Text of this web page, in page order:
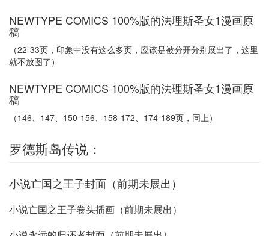
NEWTYPE COMICS 100%版的法理斯圣女1漫画原
稿
（22-33页，印象中没有这么多页，应该是被分开分别展出了，这里
就不放图了）
NEWTYPE COMICS 100%版的法理斯圣女1漫画原
稿
（146、147、150-156、158-172、174-189页，同上）
罗德斯岛传说：
小说亡国之王子封面（前期未展出）
小说亡国之王子卷头插画（前期未展出）